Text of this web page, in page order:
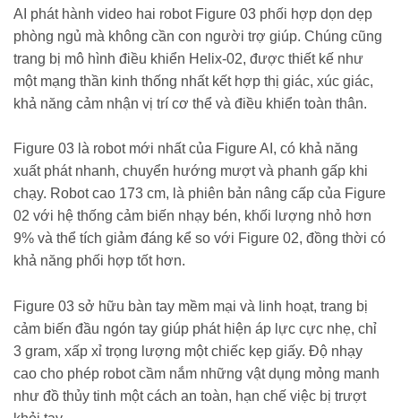
AI phát hành video hai robot Figure 03 phối hợp dọn dẹp
phòng ngủ mà không cần con người trợ giúp. Chúng cũng
trang bị mô hình điều khiển Helix-02, được thiết kế như
một mạng thần kinh thống nhất kết hợp thị giác, xúc giác,
khả năng cảm nhận vị trí cơ thể và điều khiển toàn thân.
Figure 03 là robot mới nhất của Figure AI, có khả năng
xuất phát nhanh, chuyển hướng mượt và phanh gấp khi
chạy. Robot cao 173 cm, là phiên bản nâng cấp của Figure
02 với hệ thống cảm biến nhạy bén, khối lượng nhỏ hơn
9% và thể tích giảm đáng kể so với Figure 02, đồng thời có
khả năng phối hợp tốt hơn.
Figure 03 sở hữu bàn tay mềm mại và linh hoạt, trang bị
cảm biến đầu ngón tay giúp phát hiện áp lực cực nhẹ, chỉ
3 gram, xấp xỉ trọng lượng một chiếc kẹp giấy. Độ nhạy
cao cho phép robot cầm nắm những vật dụng mỏng manh
như đồ thủy tinh một cách an toàn, hạn chế việc bị trượt